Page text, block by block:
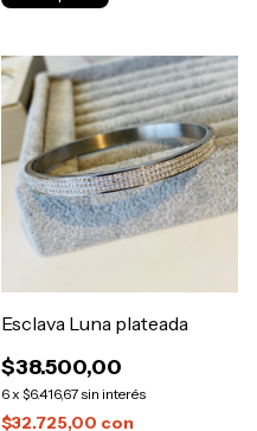
Esclava Luna plateada
$38.500,00
6 x $6.416,67sin interés
$32.725,00 con